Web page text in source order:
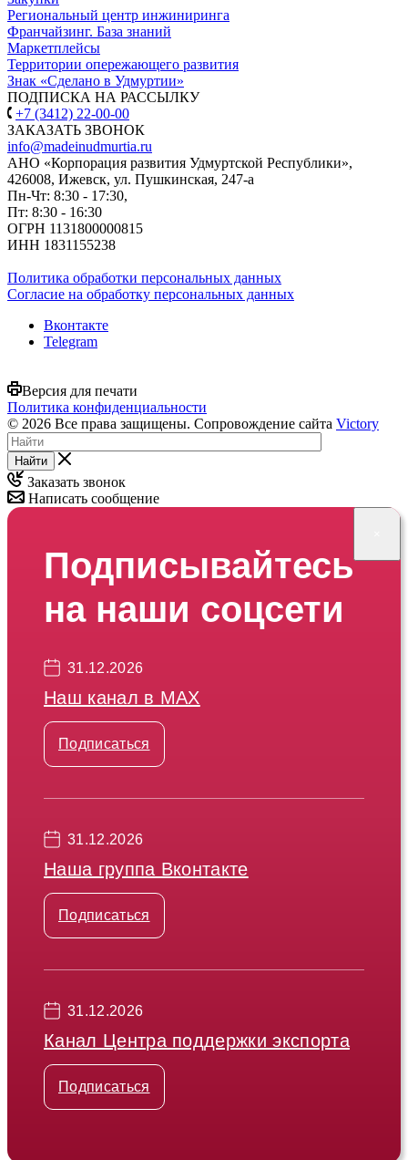
Региональный центр инжиниринга
Франчайзинг. База знаний
Маркетплейсы
Территории опережающего развития
Знак «Сделано в Удмуртии»
ПОДПИСКА НА РАССЫЛКУ
+7 (3412) 22-00-00
ЗАКАЗАТЬ ЗВОНОК
info@madeinudmurtia.ru
АНО «Корпорация развития Удмуртской Республики»,
426008, Ижевск, ул. Пушкинская, 247-а
Пн-Чт: 8:30 - 17:30,
Пт: 8:30 - 16:30
ОГРН 1131800000815
ИНН 1831155238
Политика обработки персональных данных
Согласие на обработку персональных данных
Вконтакте
Telegram
Версия для печати
Политика конфиденциальности
© 2026 Все права защищены. Сопровождение сайта Victory
Найти
Заказать звонок
Написать сообщение
Подписывайтесь
на наши соцсети
31.12.2026
Наш канал в МАХ
Подписаться
31.12.2026
Наша группа Вконтакте
Подписаться
31.12.2026
Канал Центра поддержки экспорта
Подписаться